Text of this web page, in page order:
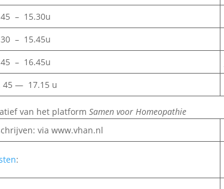
– 15.30u
– 15.45u
– 16.45u
45 — 17.15 u
van het platform Samen voor Homeopathie
via www.vhan.nl
: